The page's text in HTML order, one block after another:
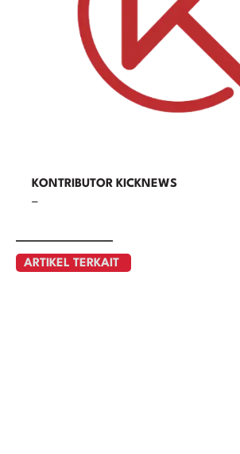
KONTRIBUTOR KICKNEWS
–
ARTIKEL TERKAIT